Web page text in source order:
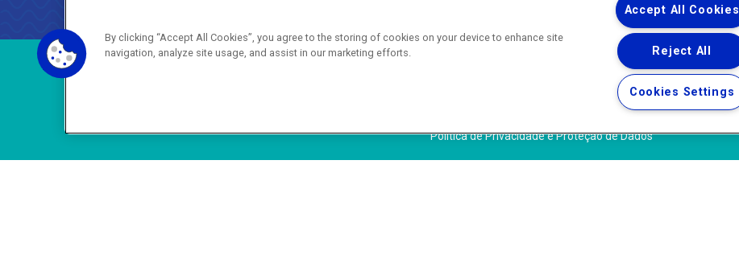
ouvidoria.agenersa@gmail.com
Copyright ® 2026 - Todos os Direitos Reservados.
Política de Privacidade e Proteção de Dados
By clicking “Accept All Cookies”, you agree to the storing of cookies on your device to enhance site
navigation, analyze site usage, and assist in our marketing efforts.
Accept All Cookies
Reject All
Cookies Settings